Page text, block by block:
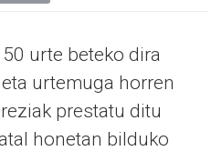
urte beteko dira
urtemuga horren
prestatu ditu
honetan bilduko